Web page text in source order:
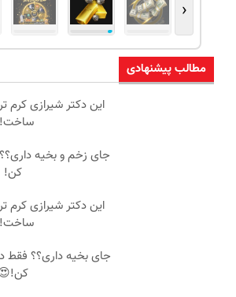
‹
مطالب پیشنهادی
این دکتر شیرازی کرم
کن!
این دکتر شیرازی کرم